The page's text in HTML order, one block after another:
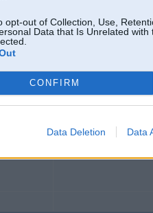
opt-out of Collection, Use,
Data that Is Unrelated
CONFIRM
Data Deletion Data
05. Apr 2004, 12:26